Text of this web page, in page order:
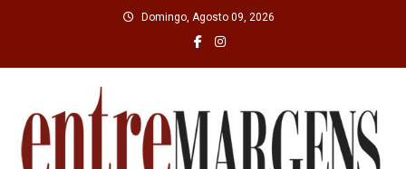
Domingo, Agosto 09, 2026